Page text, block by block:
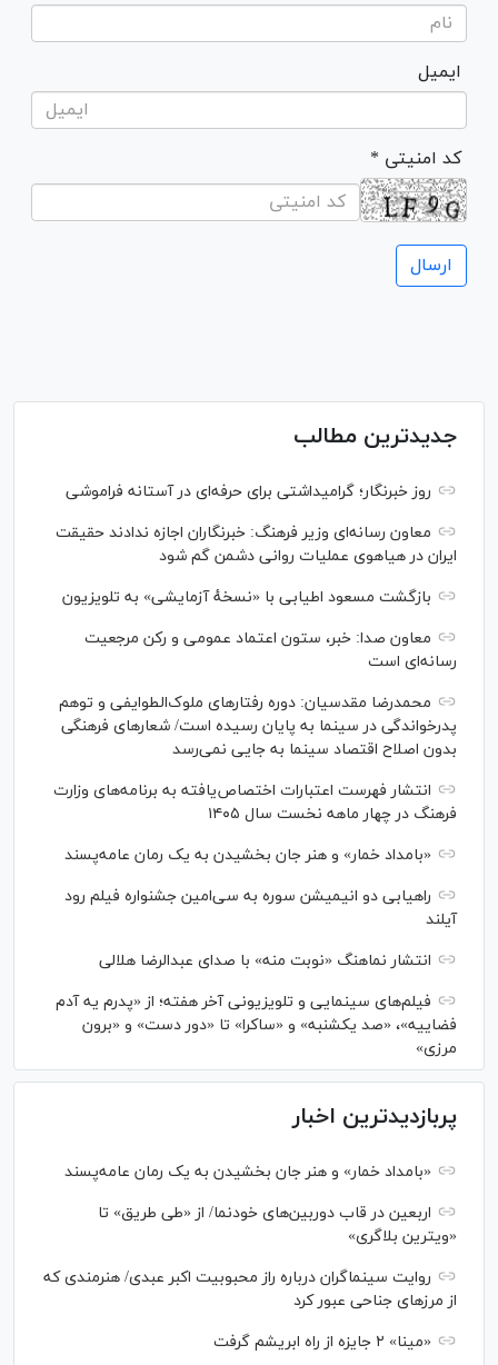
ایمیل
* کد امنیتی
جدیدترین مطالب
روز خبرنگار؛ گرامیداشتی برای حرفه‌ای در آستانه فراموشی
معاون رسانه‌ای وزیر فرهنگ: خبرنگاران اجازه ندادند حقیقت
ایران در هیاهوی عملیات روانی دشمن گم شود
بازگشت مسعود اطیابی با «نسخهٔ آزمایشی» به تلویزیون
معاون صدا: خبر، ستون اعتماد عمومی و رکن مرجعیت
رسانه‌ای است
محمدرضا مقدسیان: دوره رفتارهای ملوک‌الطوایفی و توهم
پدرخواندگی در سینما به پایان رسیده است/ شعارهای فرهنگی
بدون اصلاح اقتصاد سینما به جایی نمی‌رسد
انتشار فهرست اعتبارات اختصاص‌یافته به برنامه‌های وزارت
فرهنگ در چهار ماهه نخست سال ۱۴۰۵
«بامداد خمار» و هنر جان بخشیدن به یک رمان عامه‌پسند
راهیابی دو انیمیشن سوره به سی‌امین جشنواره فیلم رود
آیلند
انتشار نماهنگ «نوبت منه» با صدای عبدالرضا هلالی
فیلم‌های سینمایی و تلویزیونی آخر هفته؛ از «پدرم یه آدم
فضاییه»، «صد یکشنبه» و «ساکرا» تا «دور دست» و «برون
مرزی»
پربازدیدترین اخبار
«بامداد خمار» و هنر جان بخشیدن به یک رمان عامه‌پسند
اربعین در قاب دوربین‌های خودنما/ از «طی طریق» تا
«ویترین بلاگری»
روایت سینماگران درباره راز محبوبیت اکبر عبدی/ هنرمندی که
از مرزهای جناحی عبور کرد
«مینا» ۲ جایزه از راه ابریشم گرفت